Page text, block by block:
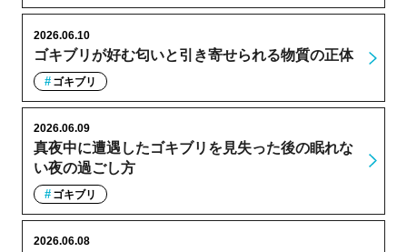
ゴキブリが好む匂いと引き寄せられる物質の正体
2026.06.10
ゴキブリ
真夜中に遭遇したゴキブリを見失った後の眠れな
い夜の過ごし方
2026.06.09
ゴキブリ
2026.06.08